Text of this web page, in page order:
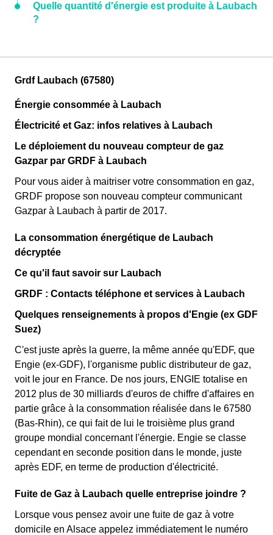
Quelle quantité d'énergie est produite à Laubach
?
Grdf Laubach (67580)
Énergie consommée à Laubach
Électricité et Gaz: infos relatives à Laubach
Le déploiement du nouveau compteur de gaz
Gazpar par GRDF à Laubach
Pour vous aider à maitriser votre consommation en gaz,
GRDF propose son nouveau compteur communicant
Gazpar à Laubach à partir de 2017.
La consommation énergétique de Laubach
décryptée
Ce qu'il faut savoir sur Laubach
GRDF : Contacts téléphone et services à Laubach
Quelques renseignements à propos d'Engie (ex GDF
Suez)
C'est juste après la guerre, la même année qu'EDF, que
Engie (ex-GDF), l'organisme public distributeur de gaz,
voit le jour en France. De nos jours, ENGIE totalise en
2012 plus de 30 milliards d'euros de chiffre d'affaires en
partie grâce à la consommation réalisée dans le 67580
(Bas-Rhin), ce qui fait de lui le troisième plus grand
groupe mondial concernant l'énergie. Engie se classe
cependant en seconde position dans le monde, juste
après EDF, en terme de production d'électricité.
Fuite de Gaz à Laubach quelle entreprise joindre ?
Lorsque vous pensez avoir une fuite de gaz à votre
domicile en Alsace appelez immédiatement le numéro